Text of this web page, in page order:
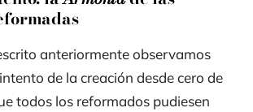
anteriormente observamos
de la creación desde cero de
todos los reformados pudiesen